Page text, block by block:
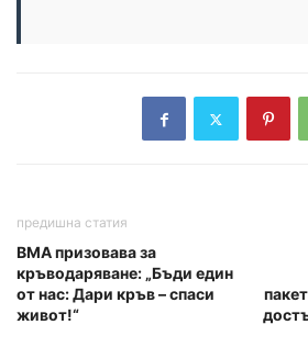
предишна статия
ВМА призовава за
кръводаряване: „Бъди един
от нас: Дари кръв – спаси
живот!“